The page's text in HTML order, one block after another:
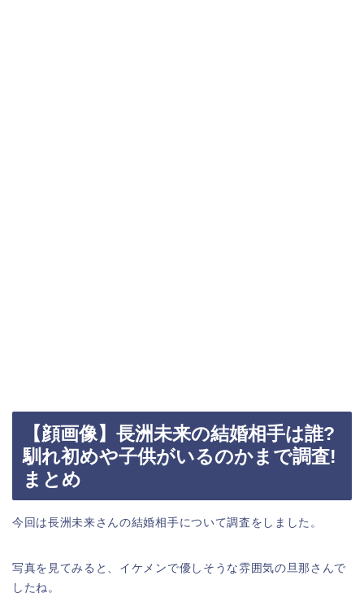
【顔画像】長洲未来の結婚相手は誰?
馴れ初めや子供がいるのかまで調査!
まとめ
今回は長洲未来さんの結婚相手について調査をしました。
写真を見てみると、イケメンで優しそうな雰囲気の旦那さんで
したね。